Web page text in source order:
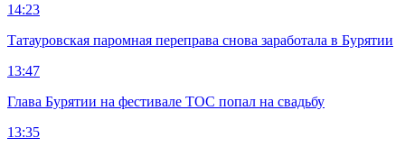
14:23
Татауровская паромная переправа снова заработала в Бурятии
13:47
Глава Бурятии на фестивале ТОС попал на свадьбу
13:35